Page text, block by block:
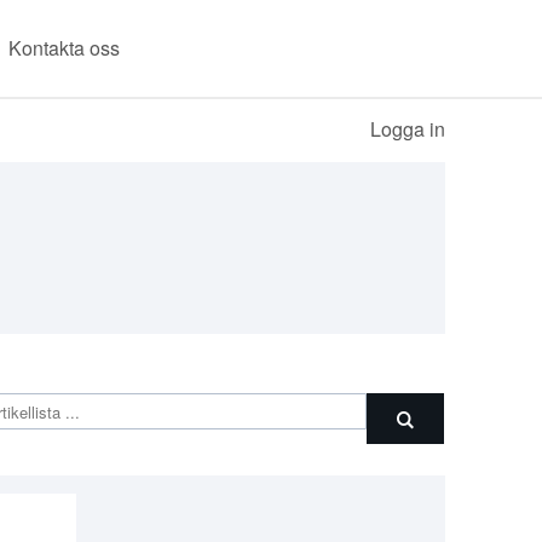
Kontakta oss
Logga in